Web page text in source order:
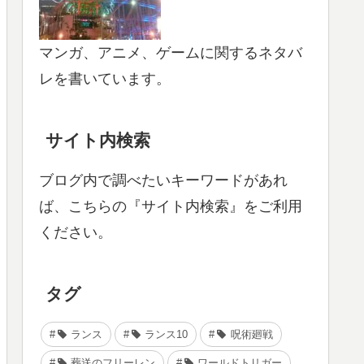
マンガ、アニメ、ゲームに関するネタバ
レを書いています。
サイト内検索
ブログ内で調べたいキーワードがあれ
ば、こちらの『サイト内検索』をご利用
ください。
タグ
ランス ランス10 呪術廻戦